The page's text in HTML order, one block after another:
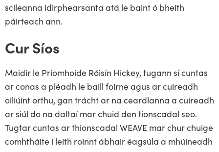
scileanna idirphearsanta atá le baint ó bheith
páirteach ann.
Cur Síos
Maidir le Príomhoide Róisín Hickey, tugann sí cuntas
ar conas a pléadh le baill foirne agus ar cuireadh
oiliúint orthu, gan trácht ar na ceardlanna a cuireadh
ar siúl do na daltaí mar chuid den tionscadal seo.
Tugtar cuntas ar thionscadal WEAVE mar chur chuige
comhtháite i leith roinnt ábhair éagsúla a mhúineadh